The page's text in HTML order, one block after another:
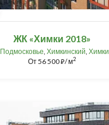
ЖК «Химки 2018»
Подмосковье Химкинский Химки
От56 500⃏/ м2